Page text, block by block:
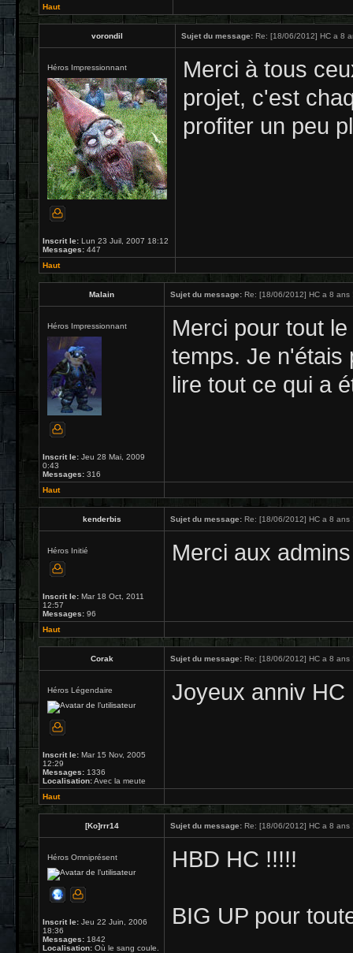
Haut
vorondil Sujet du message: Re: [18/06/2012] HC a 8
Héros Impressionnant
Inscrit le: Lun 23 Juil, 2007 18:12
Messages: 447
Merci à tous
projet, c'est
profiter un peu
Haut
Malain Sujet du message: Re: [18/06/2012] HC a 8 ans
Héros Impressionnant
Inscrit le: Jeu 28 Mai, 2009
0:43
Messages: 316
Merci pour tout
temps. Je n'étais
lire tout ce qui a
Haut
kenderbis Sujet du message: Re: [18/06/2012] HC a 8 ans
Héros Initié
Inscrit le: Mar 18 Oct, 2011
12:57
Messages: 96
Merci aux
Haut
Corak Sujet du message: Re: [18/06/2012] HC a 8 ans
Héros Légendaire
Inscrit le: Mar 15 Nov, 2005
12:29
Messages: 1336
Localisation:Avec la meute
Joyeux anniv HC
Haut
[Ko]rrr14 Sujet du message: Re: [18/06/2012] HC a 8 ans
Héros Omniprésent
Inscrit le: Jeu 22 Juin, 2006
18:36
Messages: 1842
Localisation: Où le sang coule.
HBD HC !!!!!
BIG UP pour